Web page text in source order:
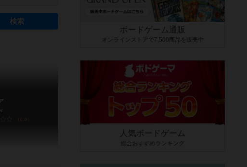
6.0
ボードゲーム通販
オンラインストアで7,500商品を販売中
人気ボードゲーム
総合おすすめランキング